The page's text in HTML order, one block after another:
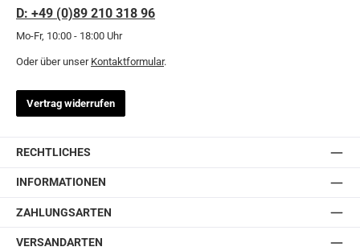
D: +49 (0)89 210 318 96
Mo-Fr, 10:00 - 18:00 Uhr
Oder über unser Kontaktformular.
Vertrag widerrufen
RECHTLICHES
INFORMATIONEN
ZAHLUNGSARTEN
VERSANDARTEN